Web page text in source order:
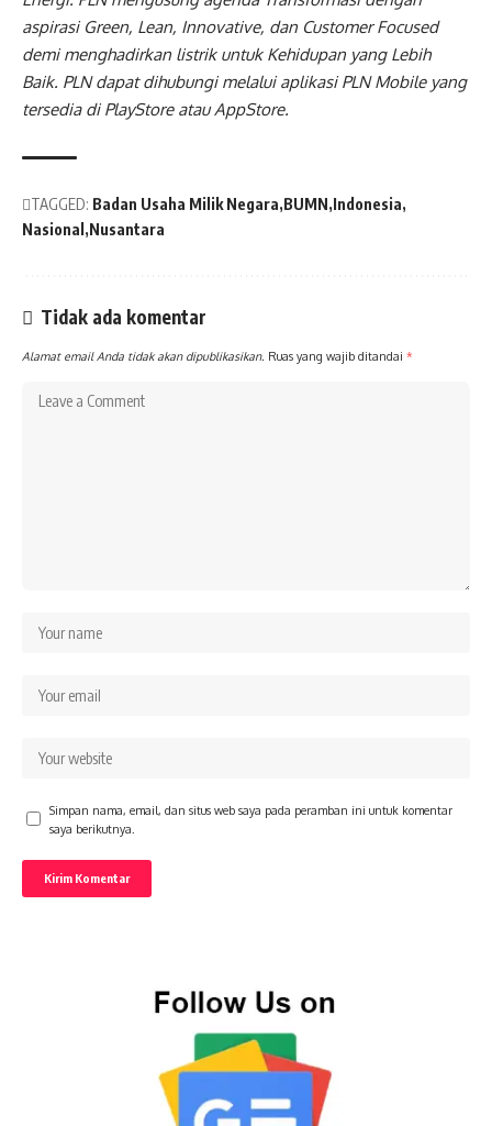
aspirasi Green, Lean, Innovative, dan Customer Focused
demi menghadirkan listrik untuk Kehidupan yang Lebih
Baik. PLN dapat dihubungi melalui aplikasi PLN Mobile yang
tersedia di PlayStore atau AppStore.
TAGGED: Badan Usaha Milik Negara BUMN Indonesia
Nasional Nusantara
Tidak ada komentar
Alamat email Anda tidak akan dipublikasikan. Ruas yang wajib ditandai *
Simpan nama, email, dan situs web saya pada peramban ini untuk komentar
saya berikutnya.